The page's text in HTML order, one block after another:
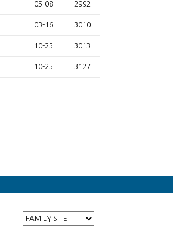
05-08 2992
03-16 3010
10-25 3013
10-25 3127